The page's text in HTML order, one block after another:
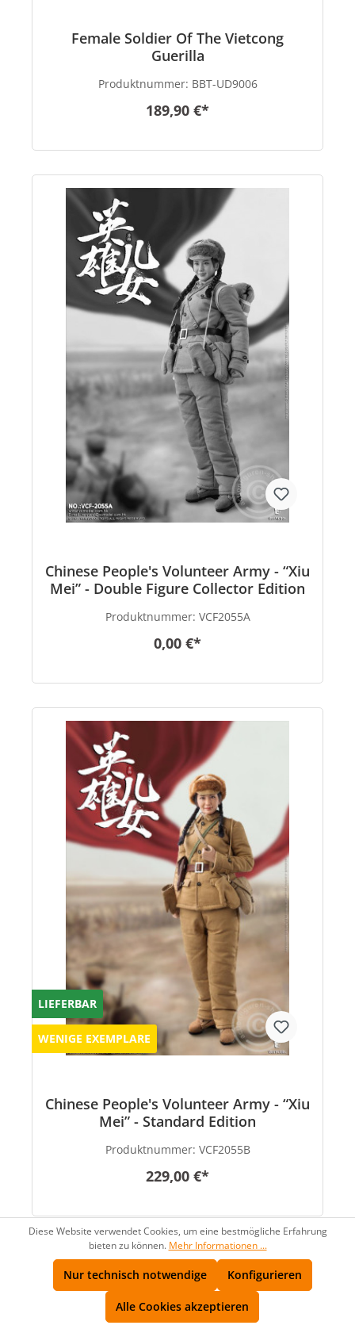
Female Soldier Of The Vietcong
Guerilla
Produktnummer: BBT-UD9006
189,90 €*
Chinese People's Volunteer Army - “Xiu
Mei” - Double Figure Collector Edition
Produktnummer: VCF2055A
0,00 €*
LIEFERBAR
WENIGE EXEMPLARE
Chinese People's Volunteer Army - “Xiu
Mei” - Standard Edition
Produktnummer: VCF2055B
229,00 €*
Diese Website verwendet Cookies, um eine bestmögliche Erfahrung
bieten zu können. Mehr Informationen ...
Nur technisch notwendige Konfigurieren
Alle Cookies akzeptieren